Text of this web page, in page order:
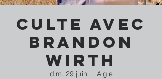
Culte avec
Brandon
Wirth
dim. 29 juin
  |
Aigle